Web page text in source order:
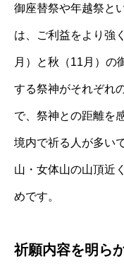
御座替祭や年越祭と
は、ご利益をより強
月）と秋（11月）の
する祭神がそれぞれ
で、祭神との距離を
境内で祈る人が多い
山・女体山の山頂近
めです。
祈願内容を明ら